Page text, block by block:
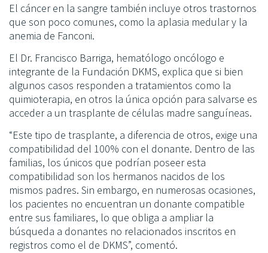
El cáncer en la sangre también incluye otros trastornos
que son poco comunes, como la aplasia medular y la
anemia de Fanconi.
El Dr. Francisco Barriga, hematólogo oncólogo e
integrante de la Fundación DKMS, explica que si bien
algunos casos responden a tratamientos como la
quimioterapia, en otros la única opción para salvarse es
acceder a un trasplante de células madre sanguíneas.
“Este tipo de trasplante, a diferencia de otros, exige una
compatibilidad del 100% con el donante. Dentro de las
familias, los únicos que podrían poseer esta
compatibilidad son los hermanos nacidos de los
mismos padres. Sin embargo, en numerosas ocasiones,
los pacientes no encuentran un donante compatible
entre sus familiares, lo que obliga a ampliar la
búsqueda a donantes no relacionados inscritos en
registros como el de DKMS”, comentó.